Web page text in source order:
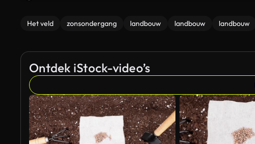
Het veld zonsondergang landbouw landbouw landbouw
Ontdek iStock-video’s